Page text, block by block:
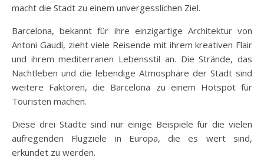
macht die Stadt zu einem unvergesslichen Ziel.
Barcelona, bekannt für ihre einzigartige Architektur von
Antoni Gaudí, zieht viele Reisende mit ihrem kreativen Flair
und ihrem mediterranen Lebensstil an. Die Strände, das
Nachtleben und die lebendige Atmosphäre der Stadt sind
weitere Faktoren, die Barcelona zu einem Hotspot für
Touristen machen.
Diese drei Städte sind nur einige Beispiele für die vielen
aufregenden Flugziele in Europa, die es wert sind,
erkundet zu werden.